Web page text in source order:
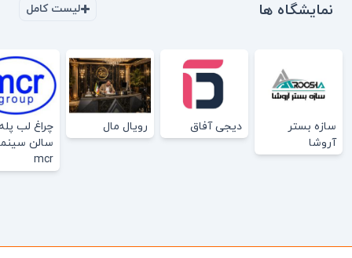
نمایشگاه ها لیست کامل
سازه بستر
آروشا
دیجی آفاق رویال مال
چراغ لب
سالن
mcr